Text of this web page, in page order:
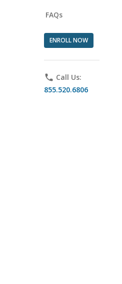
FAQs
ENROLL NOW
phone Call Us:
855.520.6806